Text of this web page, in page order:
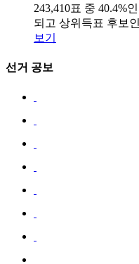
243,410표 중 40.4%
되고 상위득표 후보
보기
선거 공보